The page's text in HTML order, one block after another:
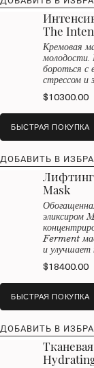
The
Кремовая
бороться с
стрессом и
$10300.00
БЫСТРАЯ ПОКУПКА
ДОБАВИТЬ В
Mask
эликсиром
Ferment
и улучшает
$18400.00
БЫСТРАЯ ПОКУПКА
ДОБАВИТЬ В